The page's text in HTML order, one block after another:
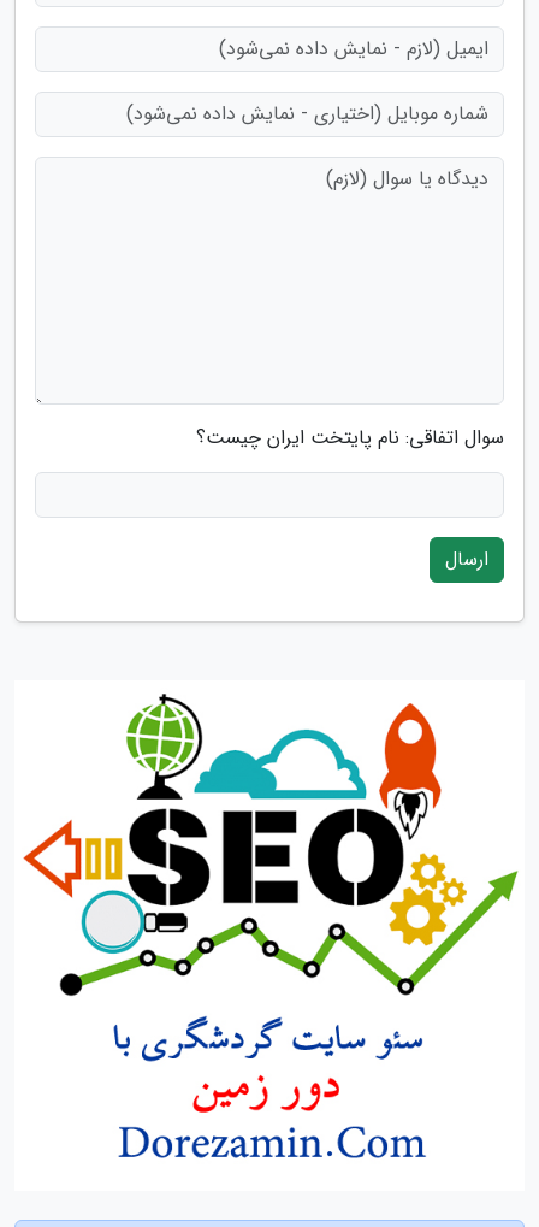
سوال اتفاقی: نام پایتخت ایران چیست؟
ارسال